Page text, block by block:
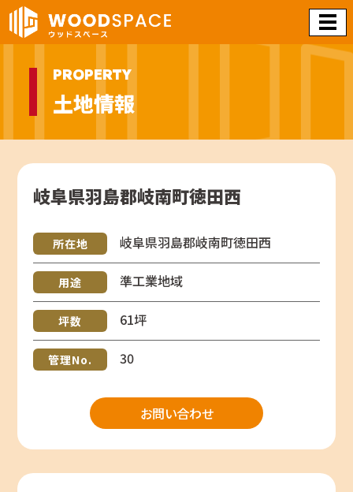
PROPERTY
土地情報
岐阜県羽島郡岐南町徳田西
所在地 岐阜県羽島郡岐南町徳田西
用途 準工業地域
坪数 61坪
管理No. 30
お問い合わせ